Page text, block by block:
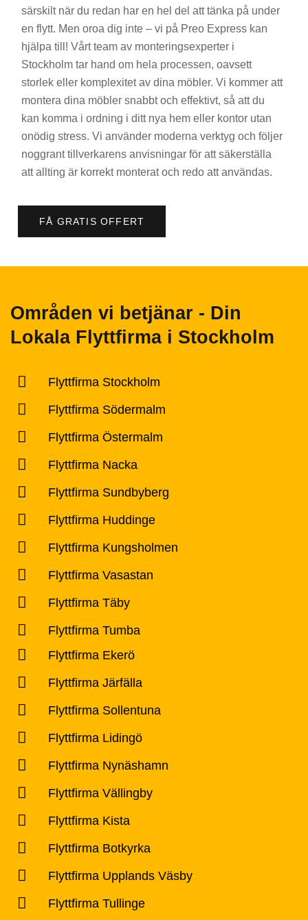
särskilt när du redan har en hel del att tänka på under
en flytt. Men oroa dig inte – vi på Preo Express kan
hjälpa till! Vårt team av monteringsexperter i
Stockholm tar hand om hela processen, oavsett
storlek eller komplexitet av dina möbler. Vi kommer att
montera dina möbler snabbt och effektivt, så att du
kan komma i ordning i ditt nya hem eller kontor utan
onödig stress. Vi använder moderna verktyg och följer
noggrant tillverkarens anvisningar för att säkerställa
att allting är korrekt monterat och redo att användas.
FÅ GRATIS OFFERT
Områden vi betjänar - Din
Lokala Flyttfirma i Stockholm
Flyttfirma Stockholm
Flyttfirma Södermalm
Flyttfirma Östermalm
Flyttfirma Nacka
Flyttfirma Sundbyberg
Flyttfirma Huddinge
Flyttfirma Kungsholmen
Flyttfirma Vasastan
Flyttfirma Täby
Flyttfirma Tumba
Flyttfirma Ekerö
Flyttfirma Järfälla
Flyttfirma Sollentuna
Flyttfirma Lidingö
Flyttfirma Nynäshamn
Flyttfirma Vällingby
Flyttfirma Kista
Flyttfirma Botkyrka
Flyttfirma Upplands Väsby
Flyttfirma Tullinge